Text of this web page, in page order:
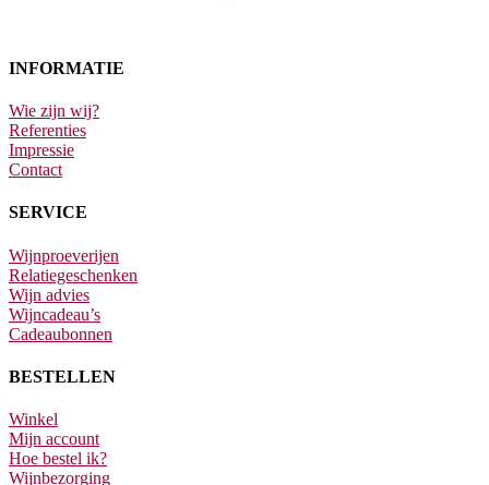
INFORMATIE
Wie zijn wij?
Referenties
Impressie
Contact
SERVICE
Wijnproeverijen
Relatiegeschenken
Wijn advies
Wijncadeau’s
Cadeaubonnen
BESTELLEN
Winkel
Mijn account
Hoe bestel ik?
Wijnbezorging